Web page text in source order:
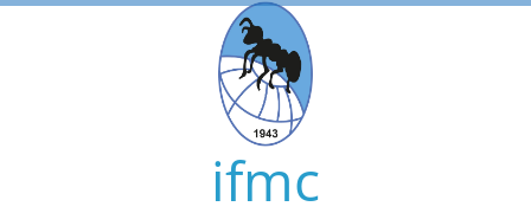
Skip
ifmc